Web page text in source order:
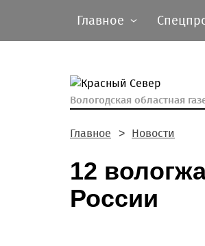
Главное
Вологодская областная
Главное Новости
12
России